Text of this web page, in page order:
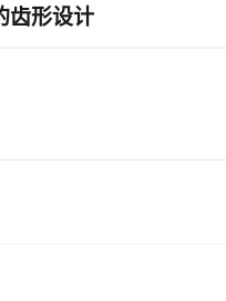
齿形设计